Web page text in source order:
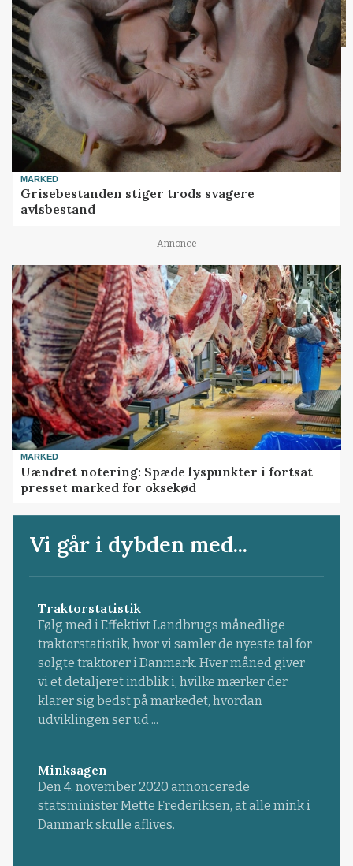
MARKED
Grisebestanden stiger trods svagere
avlsbestand
Annonce
MARKED
Uændret notering: Spæde lyspunkter i fortsat
presset marked for oksekød
Vi går i dybden med...
Traktorstatistik
Følg med i Effektivt Landbrugs månedlige
traktorstatistik, hvor vi samler de nyeste tal for
solgte traktorer i Danmark. Hver måned giver
vi et detaljeret indblik i, hvilke mærker der
klarer sig bedst på markedet, hvordan
udviklingen ser ud ...
Minksagen
Den 4. november 2020 annoncerede
statsminister Mette Frederiksen, at alle mink i
Danmark skulle aflives.